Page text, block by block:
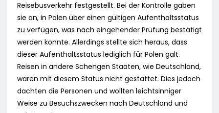
Reisebusverkehr festgestellt. Bei der Kontrolle gaben
sie an, in Polen über einen gültigen Aufenthaltsstatus
zu verfügen, was nach eingehender Prüfung bestätigt
werden konnte. Allerdings stellte sich heraus, dass
dieser Aufenthaltsstatus lediglich für Polen galt.
Reisen in andere Schengen Staaten, wie Deutschland,
waren mit diesem Status nicht gestattet. Dies jedoch
dachten die Personen und wollten leichtsinniger
Weise zu Besuchszwecken nach Deutschland und